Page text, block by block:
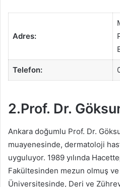
Adres:
Telefon:
2.Prof. Dr.
Ankara doğumlu Prof. Dr.
muayenesinde, dermatoloji
uyguluyor. 1989 yılında
Fakültesinden mezun olmuş ve
Üniversitesinde, Deri ve